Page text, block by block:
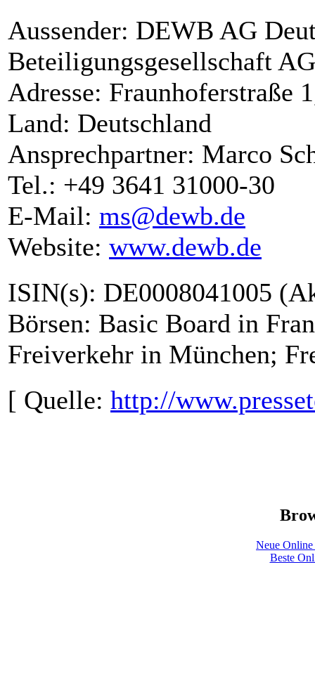
Aussender: DEWB AG
Beteiligungsgesellschaft AG
Adresse: Fraunhoferstraße
Land: Deutschland
Ansprechpartner: Marco
Tel.: +49 3641 31000-30
E-Mail: ms@dewb.de
Website: www.dewb.de
ISIN(s): DE0008041005
Börsen: Basic Board in
Freiverkehr in München;
[ Quelle: http://
Neue
Beste